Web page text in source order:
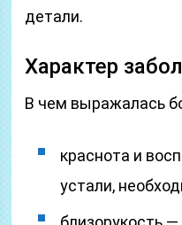
детали.
Характер
В чем выражалась
краснота и
устали,